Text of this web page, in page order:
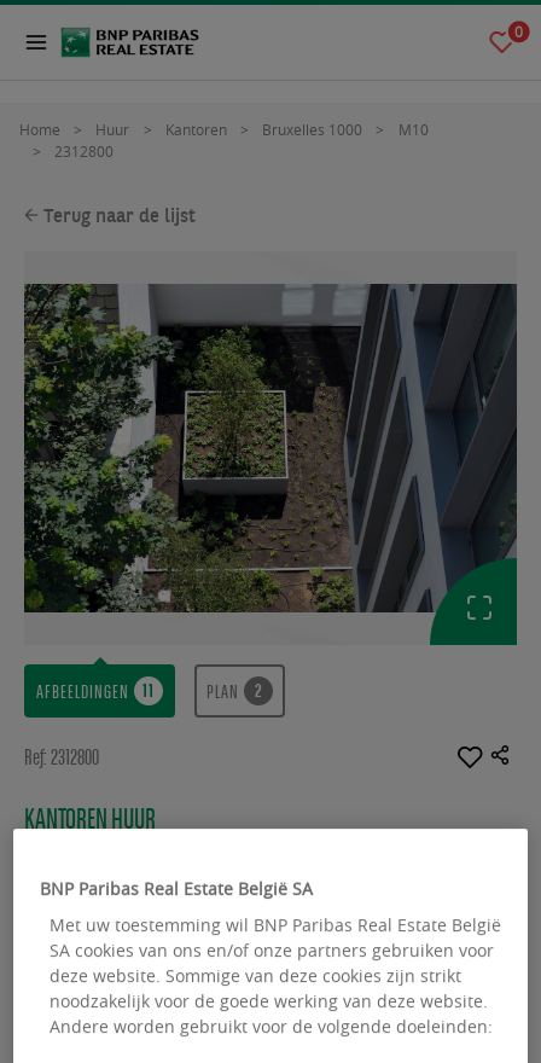
0
Home Huur Kantoren Bruxelles 1000
M10
2312800
Terug naar de lijst
AFBEELDINGEN PLAN
Ref: 2312800
KANTOREN HUUR
Rue Montoyer 10 - 1000 Bruxelles
Beschikbare oppervlakte :
2797.00 m²
From : 250.00 m²
BNP Paribas Real Estate België SA
Met uw toestemming wil BNP Paribas Real Estate België
SA cookies van ons en/of onze partners gebruiken voor
deze website. Sommige van deze cookies zijn strikt
noodzakelijk voor de goede werking van deze website.
Andere worden gebruikt voor de volgende doeleinden: